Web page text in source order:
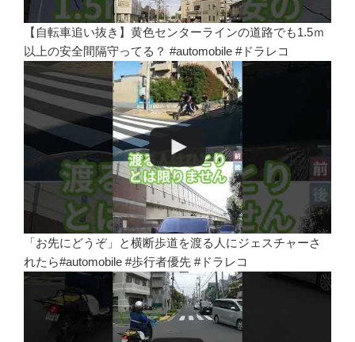
【自転車追い抜き】黄色センターラインの道路でも1.5ｍ
以上の安全間隔守ってる？ #automobile #ドラレコ
「お先にどうぞ」と横断歩道を渡る人にジェスチャーさ
れたら#automobile #歩行者優先 #ドラレコ